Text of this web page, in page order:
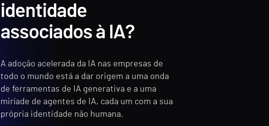
identidade
associados à IA?
A adoção acelerada da IA nas empresas de
todo o mundo está a dar origem a uma onda
de ferramentas de IA generativa e a uma
miríade de agentes de IA, cada um com a sua
própria identidade não humana.